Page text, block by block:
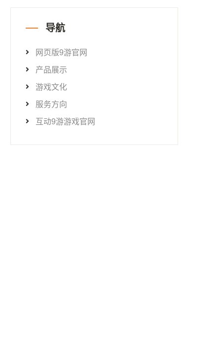
导航
网页版9游官网
产品展示
游戏文化
服务方向
互动9游游戏官网